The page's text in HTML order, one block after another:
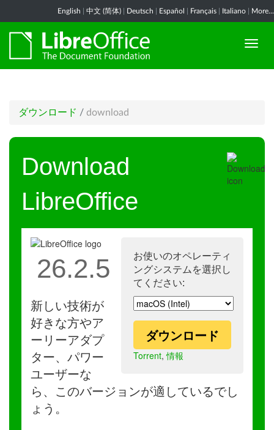
English 中文 (简体) Deutsch Español Français Italiano More...
ダウンロード / download
Download
LibreOffice
お使いのオペレーティ
ングシステムを選択し
てください:
ダウンロード
Torrent,情報
26.2.5
新しい技術が
好きな方やア
ーリーアダプ
ター、パワー
ユーザーな
ら、このバージョンが適しているでし
ょう。